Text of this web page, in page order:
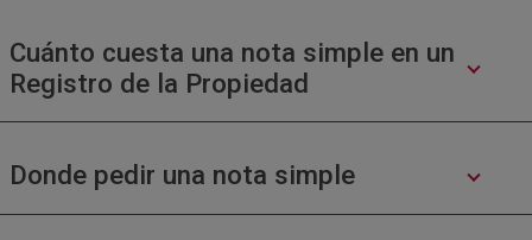
Cuánto cuesta una nota simple en un
Registro de la Propiedad
Donde pedir una nota simple